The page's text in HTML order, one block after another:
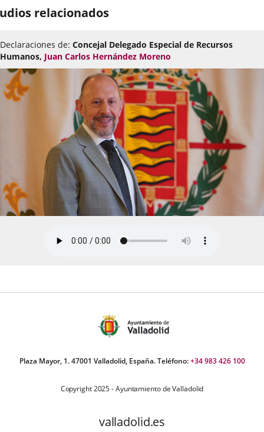
relacionados
Declaraciones de: Concejal Delegado Especial de Recursos
Humanos, Juan Carlos Hernández Moreno
Plaza Mayor, 1. 47001 Valladolid, España. Teléfono:+34 983 426 100
Copyright 2025 - Ayuntamiento de Valladolid
valladolid.es